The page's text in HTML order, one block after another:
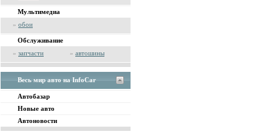
Мультимедиа
» обои
Обслуживание
» запчасти » автошины
Весь мир авто на InfoCar
Автобазар
Новые авто
Автоновости